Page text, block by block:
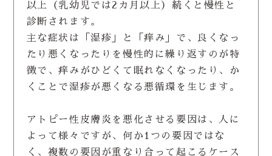
以上（乳幼児では2カ月以上）続くと慢性と
診断されます。
主な症状は「湿疹」と「痒み」で、良くなっ
たり悪くなったりを慢性的に繰り返すのが特
徴で、痒みがひどくて眠れなくなったり、か
くことで湿疹が悪くなる悪循環を生じます。
アトピー性皮膚炎を悪化させる要因は、人に
よって様々ですが、何か1つの要因ではな
く、複数の要因が重なり合って起こるケース